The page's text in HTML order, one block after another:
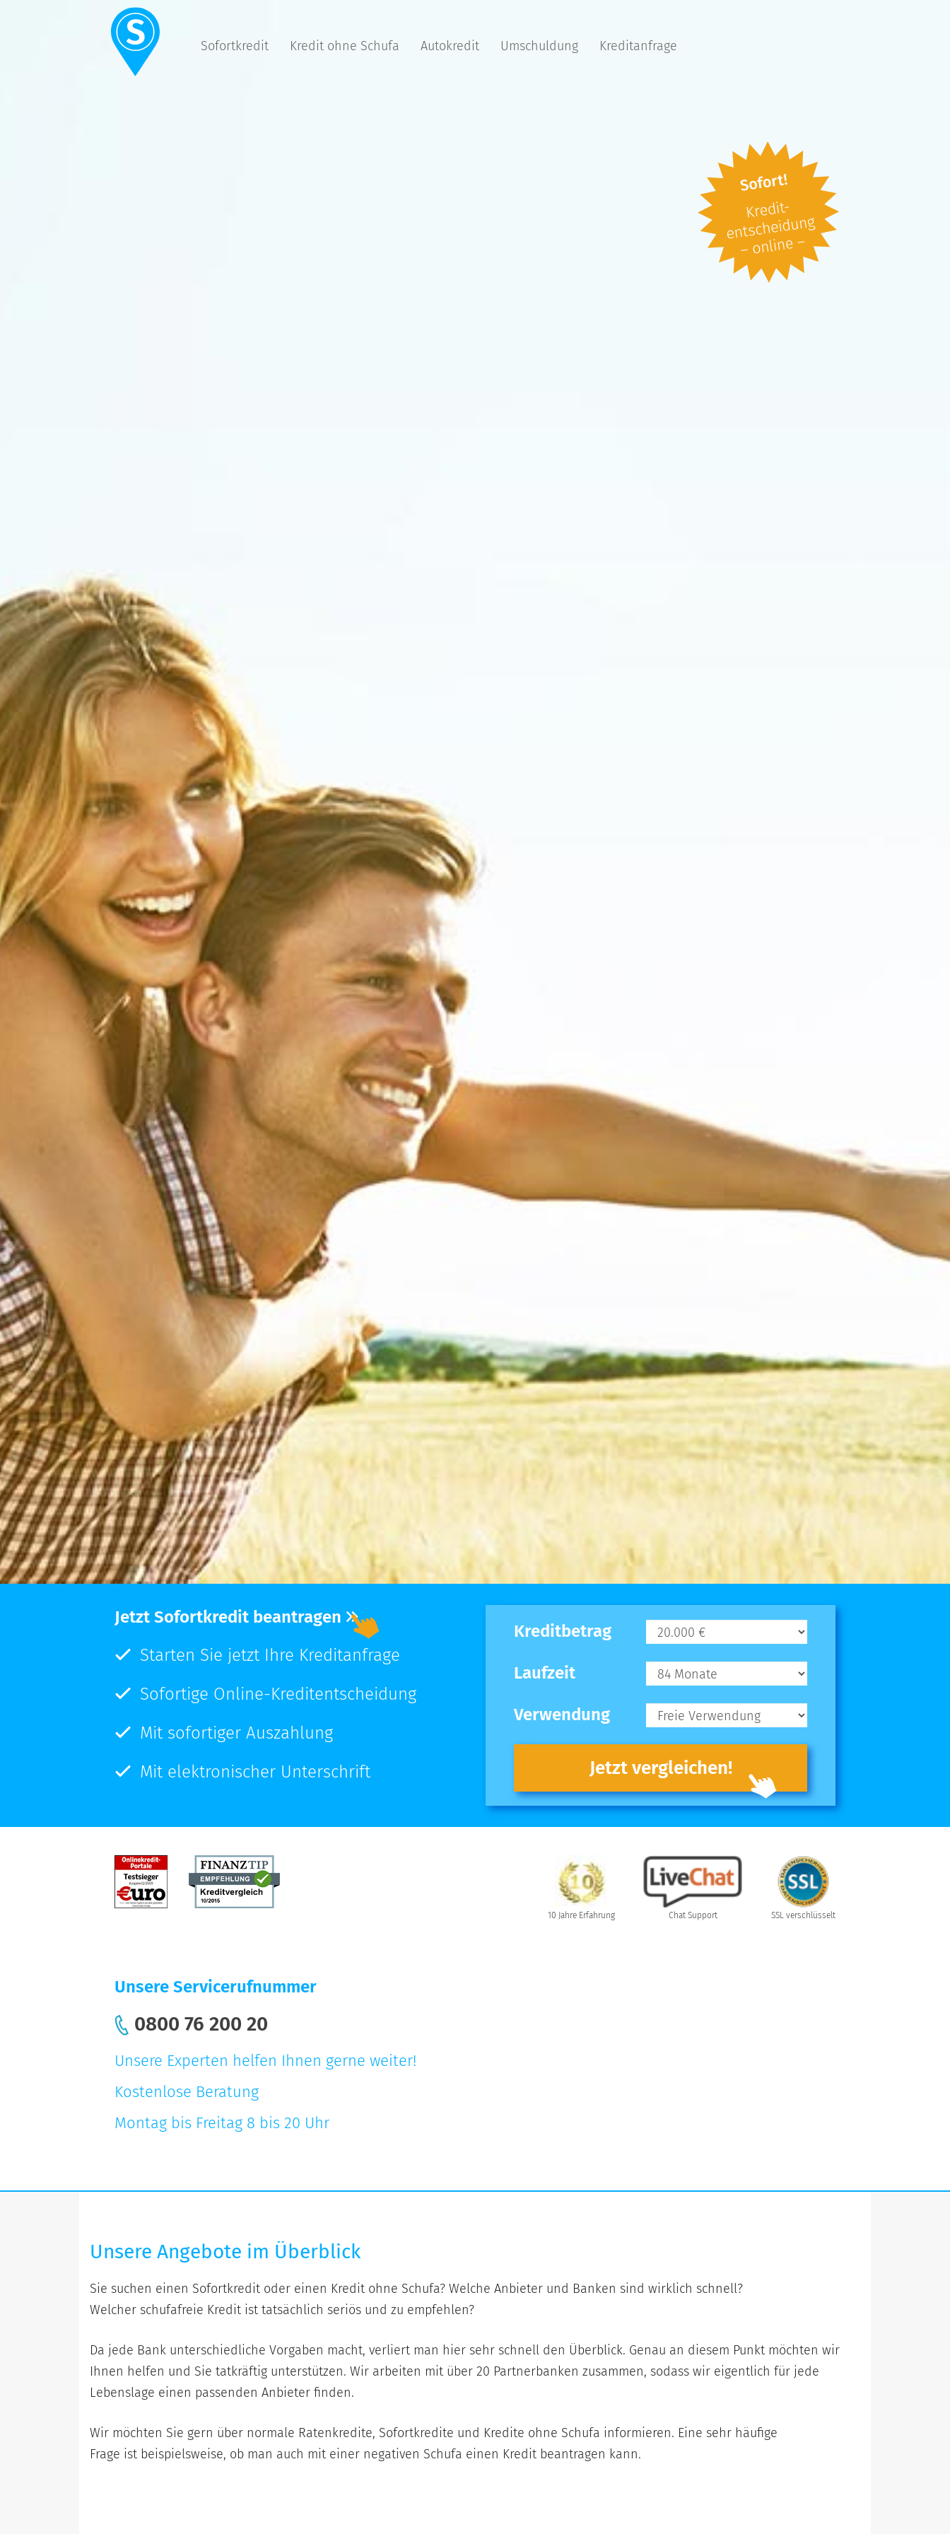
Sofortkredit Kredit ohne Schufa Autokredit Umschuldung Kreditanfrage
Kreditbetrag
Laufzeit
Verwendung
Jetzt vergleichen!
Jetzt Sofortkredit beantragen
Starten Sie jetzt Ihre Kreditanfrage
Sofortige Online-Kreditentscheidung
Mit sofortiger Auszahlung
Mit elektronischer Unterschrift
10 Jahre Erfahrung Chat Support SSL verschlüsselt
Unsere Servicerufnummer
0800 76 200 20
Unsere Experten helfen Ihnen gerne weiter!
Kostenlose Beratung
Montag bis Freitag 8 bis 20 Uhr
Überblick
Unsere Angebote im Überblick
Sie suchen einen Sofortkredit oder einen Kredit ohne Schufa? Welche Anbieter und Banken sind wirklich schnell?
Welcher schufafreie Kredit ist tatsächlich seriös und zu empfehlen?
Da jede Bank unterschiedliche Vorgaben macht, verliert man hier sehr schnell den Überblick. Genau an diesem Punkt möchten wir
Ihnen helfen und Sie tatkräftig unterstützen. Wir arbeiten mit über 20 Partnerbanken zusammen, sodass wir eigentlich für jede
Lebenslage einen passenden Anbieter finden.
Wir möchten Sie gern über normale Ratenkredite, Sofortkredite und Kredite ohne Schufa informieren. Eine sehr häufige
Frage ist beispielsweise, ob man auch mit einer negativen Schufa einen Kredit beantragen kann.